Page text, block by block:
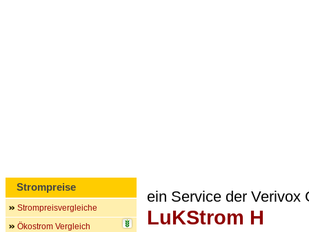
ein Service der Verivox
LuKStrom H
Strompreise
Strompreisvergleiche
Ökostrom Vergleich